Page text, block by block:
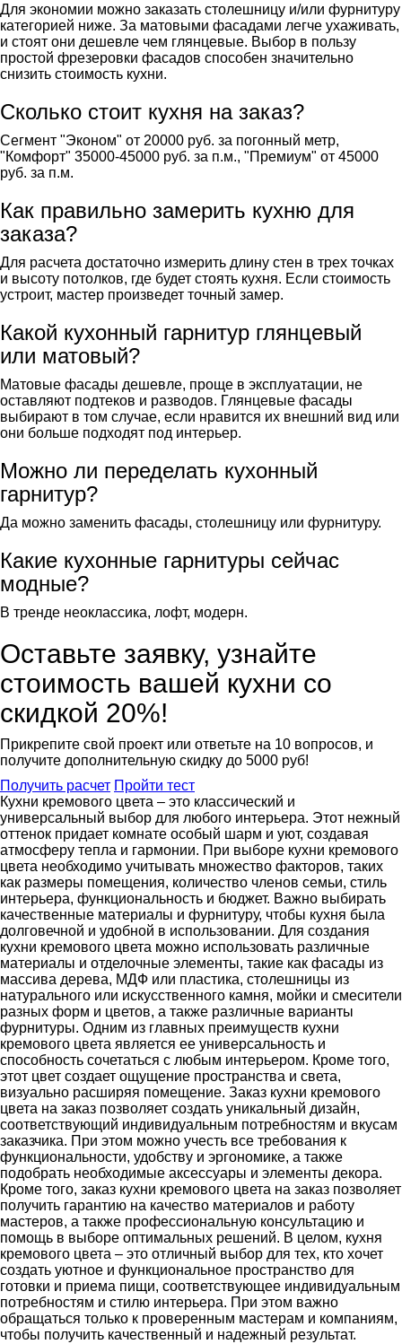
Для экономии можно заказать столешницу и/или фурнитуру
категорией ниже. За матовыми фасадами легче ухаживать,
и стоят они дешевле чем глянцевые. Выбор в пользу
простой фрезеровки фасадов способен значительно
снизить стоимость кухни.
Сколько стоит кухня на заказ?
Сегмент "Эконом" от 20000 руб. за погонный метр,
"Комфорт" 35000-45000 руб. за п.м., "Премиум" от 45000
руб. за п.м.
Как правильно замерить кухню для
заказа?
Для расчета достаточно измерить длину стен в трех точках
и высоту потолков, где будет стоять кухня. Если стоимость
устроит, мастер произведет точный замер.
Какой кухонный гарнитур глянцевый
или матовый?
Матовые фасады дешевле, проще в эксплуатации, не
оставляют подтеков и разводов. Глянцевые фасады
выбирают в том случае, если нравится их внешний вид или
они больше подходят под интерьер.
Можно ли переделать кухонный
гарнитур?
Да можно заменить фасады, столешницу или фурнитуру.
Какие кухонные гарнитуры сейчас
модные?
В тренде неоклассика, лофт, модерн.
Оставьте заявку, узнайте
стоимость вашей кухни со
скидкой 20%!
Прикрепите свой проект или ответьте на 10 вопросов, и
получите дополнительную скидку до 5000 руб!
Получить расчет Пройти тест
Кухни кремового цвета – это классический и
универсальный выбор для любого интерьера. Этот нежный
оттенок придает комнате особый шарм и уют, создавая
атмосферу тепла и гармонии. При выборе кухни кремового
цвета необходимо учитывать множество факторов, таких
как размеры помещения, количество членов семьи, стиль
интерьера, функциональность и бюджет. Важно выбирать
качественные материалы и фурнитуру, чтобы кухня была
долговечной и удобной в использовании. Для создания
кухни кремового цвета можно использовать различные
материалы и отделочные элементы, такие как фасады из
массива дерева, МДФ или пластика, столешницы из
натурального или искусственного камня, мойки и смесители
разных форм и цветов, а также различные варианты
фурнитуры. Одним из главных преимуществ кухни
кремового цвета является ее универсальность и
способность сочетаться с любым интерьером. Кроме того,
этот цвет создает ощущение пространства и света,
визуально расширяя помещение. Заказ кухни кремового
цвета на заказ позволяет создать уникальный дизайн,
соответствующий индивидуальным потребностям и вкусам
заказчика. При этом можно учесть все требования к
функциональности, удобству и эргономике, а также
подобрать необходимые аксессуары и элементы декора.
Кроме того, заказ кухни кремового цвета на заказ позволяет
получить гарантию на качество материалов и работу
мастеров, а также профессиональную консультацию и
помощь в выборе оптимальных решений. В целом, кухня
кремового цвета – это отличный выбор для тех, кто хочет
создать уютное и функциональное пространство для
готовки и приема пищи, соответствующее индивидуальным
потребностям и стилю интерьера. При этом важно
обращаться только к проверенным мастерам и компаниям,
чтобы получить качественный и надежный результат.